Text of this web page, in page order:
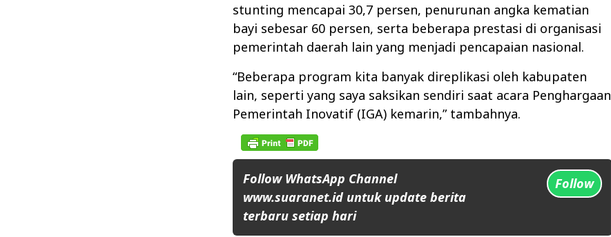
stunting mencapai 30,7 persen, penurunan angka kematian
bayi sebesar 60 persen, serta beberapa prestasi di organisasi
pemerintah daerah lain yang menjadi pencapaian nasional.
“Beberapa program kita banyak direplikasi oleh kabupaten
lain, seperti yang saya saksikan sendiri saat acara Penghargaan
Pemerintah Inovatif (IGA) kemarin,” tambahnya.
Follow WhatsApp Channel
www.suaranet.id untuk update berita
terbaru setiap hari
Follow